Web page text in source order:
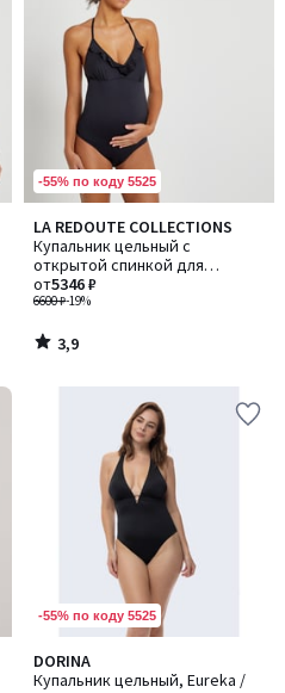
-55% по коду 5525
LA REDOUTE COLLECTIONS
Купальник цельный с
открытой спинкой для
периода беременности
6600 ₽-19%
от5346 ₽
3,9
/ 5
3,9
/
-55% по коду 5525
DORINA
Купальник цельный, Eureka /